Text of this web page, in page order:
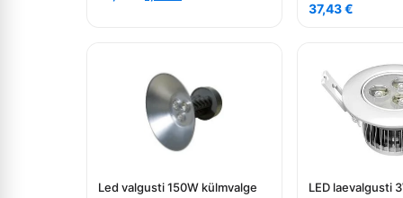
37,43€
Led valgusti 150W külmvalge LED laevalgusti